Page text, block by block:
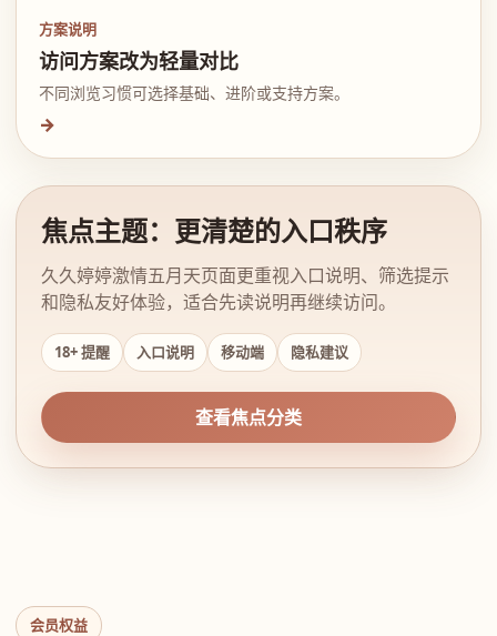
方案说明
访问方案改为轻量对比
不同浏览习惯可选择基础、进阶或支持方案。
→
焦点主题：更清楚的入口秩序
久久婷婷激情五月天页面更重视入口说明、筛选提示
和隐私友好体验，适合先读说明再继续访问。
18+ 提醒 入口说明 移动端 隐私建议
查看焦点分类
会员权益